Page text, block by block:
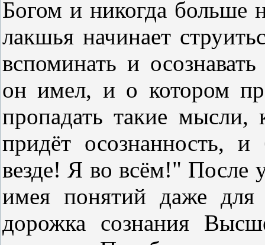
Богом и никогда больше
лакшья начинает
вспоминать и
он имел, и о котором
пропадать такие
придёт осознанность,
везде! Я во всём!" После
имея понятий даже
дорожка сознания